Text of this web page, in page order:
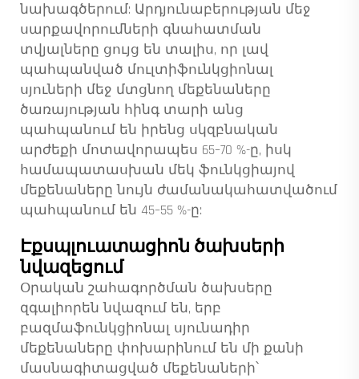
նախագծերում: Արդյունաբերության մեջ
սարքավորումների գնահատման
տվյալները ցույց են տալիս, որ լավ
պահպանված մուլտիֆունկցիոնալ
սյուների մեջ մտցնող մեքենաները
ծառայության հինգ տարի անց
պահպանում են իրենց սկզբնական
արժեքի մոտավորապես 65–70 %-ը, իսկ
համապատասխան մեկ ֆունկցիայով
մեքենաները նույն ժամանակահատվածում
պահպանում են 45–55 %-ը:
Էքսպլուատացիոն ծախսերի
նվազեցում
Օրական շահագործման ծախսերը
զգալիորեն նվազում են, երբ
բազմաֆունկցիոնալ սյունադիր
մեքենաները փոխարինում են մի քանի
մասնագիտացված մեքենաների՝